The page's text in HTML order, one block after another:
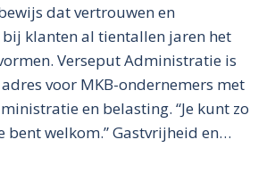
dat vertrouwen en
klanten al tientallen jaren het
Verseput Administratie is
voor MKB-ondernemers met
en belasting. “Je kunt zo
bent welkom.” Gastvrijheid en…